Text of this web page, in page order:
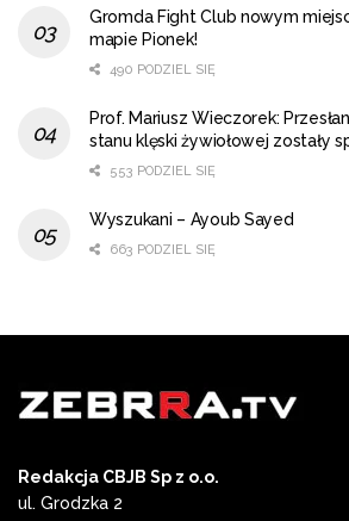
Gromda Fight Club nowym
mapie Pionek!
490 PODZIEL SIĘ
Prof. Mariusz Wieczorek:
stanu klęski żywiołowej zostały
553 PODZIEL SIĘ
Wyszukani – Ayoub Sayed
663 PODZIEL SIĘ
Redakcja CBJB Sp z o.o.
ul. Grodzka 2